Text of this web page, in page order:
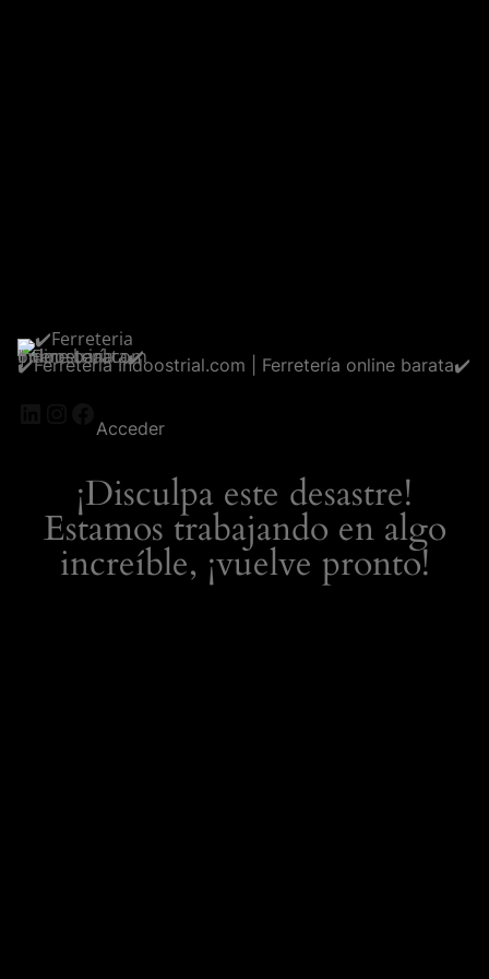
✔️Ferreteria Indoostrial.com | Ferretería online barata✔️
LinkedIn
Instagram
Facebook
Acceder
¡Disculpa este desastre!
Estamos trabajando en algo
increíble, ¡vuelve pronto!